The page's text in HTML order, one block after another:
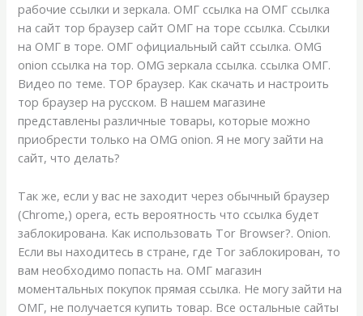
рабочие ссылки и зеркала. ОМГ ссылка на ОМГ ссылка
на сайт тор браузер сайт ОМГ на торе ссылка. Ссылки
на ОМГ в торе. ОМГ официальный сайт ссылка. OMG
onion ссылка на тор. OMG зеркала ссылка. ссылка ОМГ.
Видео по теме. ТОР браузер. Как скачать и настроить
тор браузер на русском. В нашем магазине
представлены различные товары, которые можно
приобрести только на OMG onion. Я не могу зайти на
сайт, что делать?
Так же, если у вас не заходит через обычный браузер
(Chrome,) opera, есть вероятность что ссылка будет
заблокирована. Как использовать Tor Browser?. Onion.
Если вы находитесь в стране, где Tor заблокирован, то
вам необходимо попасть на. ОМГ магазин
моментальных покупок прямая ссылка. Не могу зайти на
ОМГ, не получается купить товар. Все остальные сайты